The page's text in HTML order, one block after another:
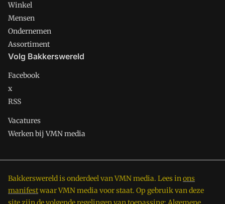
Winkel
Mensen
Ondernemen
Assortiment
Volg Bakkerswereld
Facebook
x
RSS
Vacatures
Werken bij VMN media
Bakkerswereld is onderdeel van VMN media. Lees inons
manifestwaar VMN media voor staat. Op gebruik van deze